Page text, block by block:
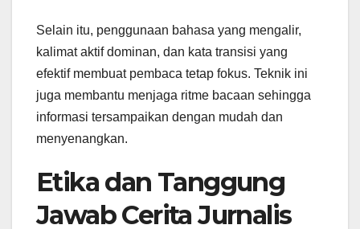
Selain itu, penggunaan bahasa yang mengalir,
kalimat aktif dominan, dan kata transisi yang
efektif membuat pembaca tetap fokus. Teknik ini
juga membantu menjaga ritme bacaan sehingga
informasi tersampaikan dengan mudah dan
menyenangkan.
Etika dan Tanggung
Jawab Cerita Jurnalis